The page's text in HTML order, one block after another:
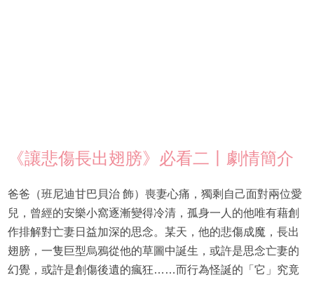
《讓悲傷長出翅膀》必看二丨劇情簡介
爸爸（班尼迪甘巴貝治 飾）喪妻心痛，獨剩自己面對兩位愛
兒，曾經的安樂小窩逐漸變得冷清，孤身一人的他唯有藉創
作排解對亡妻日益加深的思念。某天，他的悲傷成魔，長出
翅膀，一隻巨型烏鴉從他的草圖中誕生，或許是思念亡妻的
幻覺，或許是創傷後遺的瘋狂……而行為怪誕的「它」究竟